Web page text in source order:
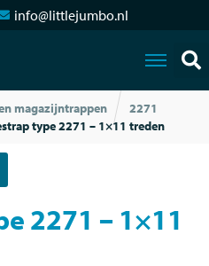
info@littlejumbo.nl
magazijntrappen
2271
type 2271 – 1×11 treden
2271 – 1×11